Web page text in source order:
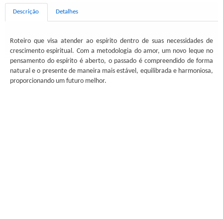
Descrição Detalhes
Roteiro que visa atender ao espírito dentro de suas necessidades de
crescimento espiritual. Com a metodologia do amor, um novo leque no
pensamento do espírito é aberto, o passado é compreendido de forma
natural e o presente de maneira mais estável, equilibrada e harmoniosa,
proporcionando um futuro melhor.